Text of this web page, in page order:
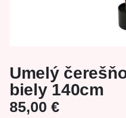
Umelý
biely 140cm
85,00 €